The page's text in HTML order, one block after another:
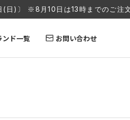
)〕 ※8月10日は13時までのご注
ンド一覧 お問い合わせ